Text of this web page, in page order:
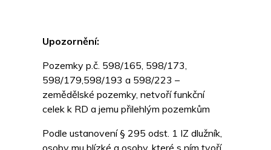
Upozornění:
Pozemky p.č. 598/165, 598/173,
598/179,598/193 a 598/223 –
zemědělské pozemky, netvoří funkční
celek k RD a jemu přilehlým pozemkům
Podle ustanovení § 295 odst. 1 IZ dlužník,